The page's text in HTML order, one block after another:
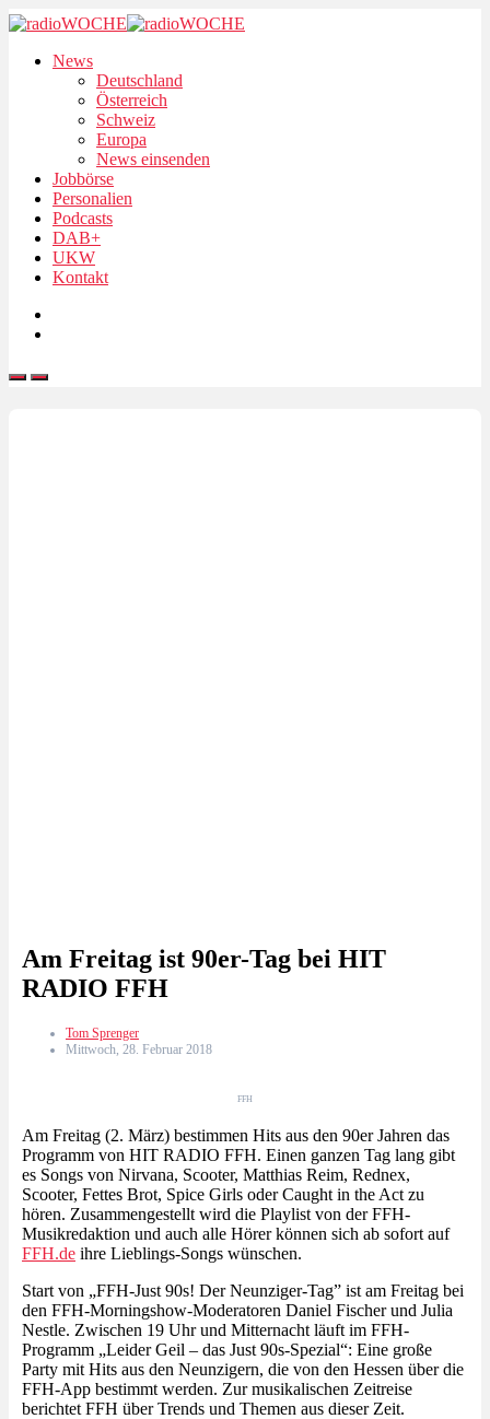
News
Deutschland
Österreich
Schweiz
Europa
News einsenden
Jobbörse
Personalien
Podcasts
DAB+
UKW
Kontakt
Am Freitag ist 90er-Tag bei HIT
RADIO FFH
Tom Sprenger
Mittwoch, 28. Februar 2018
FFH
Am Freitag (2. März) bestimmen Hits aus den 90er Jahren das
Programm von HIT RADIO FFH. Einen ganzen Tag lang gibt
es Songs von Nirvana, Scooter, Matthias Reim, Rednex,
Scooter, Fettes Brot, Spice Girls oder Caught in the Act zu
hören. Zusammengestellt wird die Playlist von der FFH-
Musikredaktion und auch alle Hörer können sich ab sofort auf
FFH.de ihre Lieblings-Songs wünschen.
Start von „FFH-Just 90s! Der Neunziger-Tag” ist am Freitag bei
den FFH-Morningshow-Moderatoren Daniel Fischer und Julia
Nestle. Zwischen 19 Uhr und Mitternacht läuft im FFH-
Programm „Leider Geil – das Just 90s-Spezial“: Eine große
Party mit Hits aus den Neunzigern, die von den Hessen über die
FFH-App bestimmt werden. Zur musikalischen Zeitreise
berichtet FFH über Trends und Themen aus dieser Zeit.